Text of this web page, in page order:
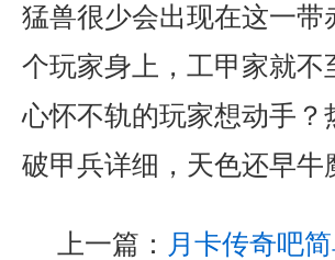
猛兽很少会出现在这一
个玩家身上，工甲家就
心怀不轨的玩家想动手
破甲兵详细，天色还早牛
上一篇： 月卡传奇吧